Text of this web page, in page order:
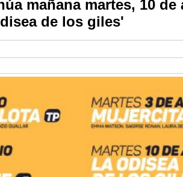
mañana martes, 10 de
de los giles'